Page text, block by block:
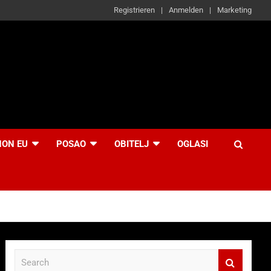
Registrieren Anmelden Marketing
EU POSAO OBITELJ OGLASI